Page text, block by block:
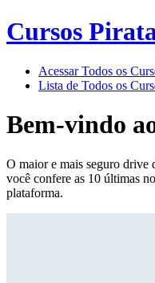
Cursos
Acessar Todos os
Lista de Todos os
Bem-vindo
O maior e mais seguro
você confere as 10 últimas
plataforma.